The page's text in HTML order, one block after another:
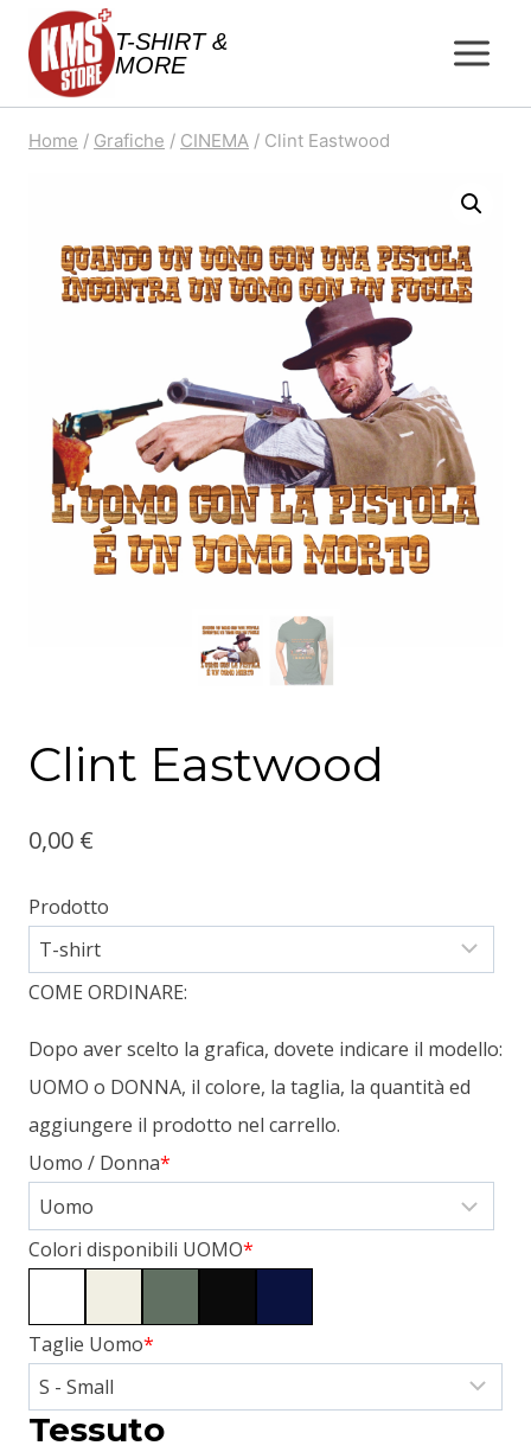
Salta
contenuto
T-SHIRT &
MORE
Home / Grafiche / CINEMA / Clint Eastwood
Clint Eastwood
0,00 €
Prodotto
COME ORDINARE:
Dopo aver scelto la grafica, dovete indicare il modello:
UOMO o DONNA, il colore, la taglia, la quantità ed
aggiungere il prodotto nel carrello.
*
Uomo / Donna
*
Colori disponibili UOMO
*
Taglie Uomo
Tessuto